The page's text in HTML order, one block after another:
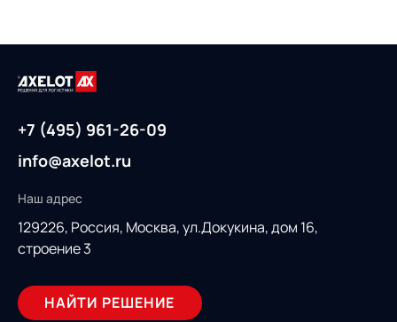
+7 (495) 961-26-09
info@axelot.ru
Наш адрес
129226, Россия, Москва, ул.Докукина, дом 16,
строение 3
НАЙТИ РЕШЕНИЕ